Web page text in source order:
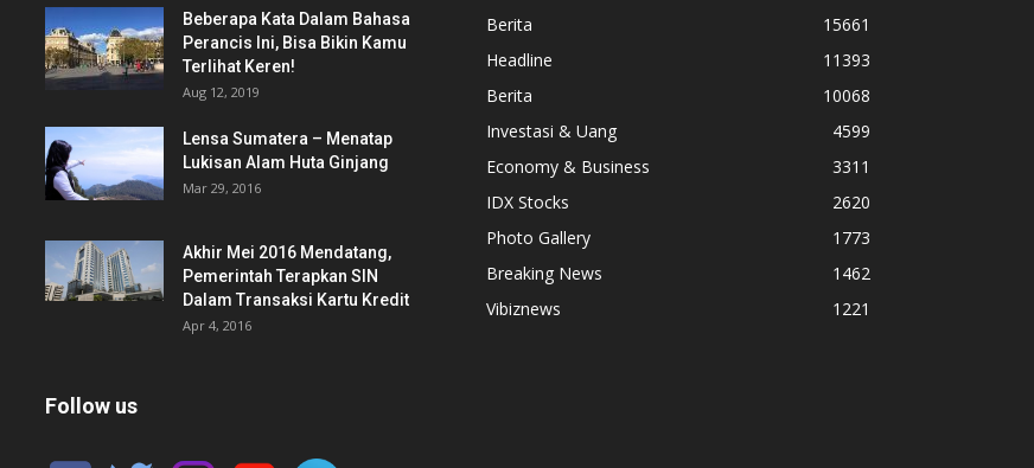
Beberapa Kata Dalam Bahasa
Perancis Ini, Bisa Bikin Kamu
Terlihat Keren!
Aug 12, 2019
Lensa Sumatera – Menatap
Lukisan Alam Huta Ginjang
Mar 29, 2016
Akhir Mei 2016 Mendatang,
Pemerintah Terapkan SIN
Dalam Transaksi Kartu Kredit
Apr 4, 2016
Follow us
Berita
15661
Headline
11393
Berita
10068
Investasi & Uang
4599
Economy & Business
3311
IDX Stocks
2620
Photo Gallery
1773
Breaking News
1462
Vibiznews
1221